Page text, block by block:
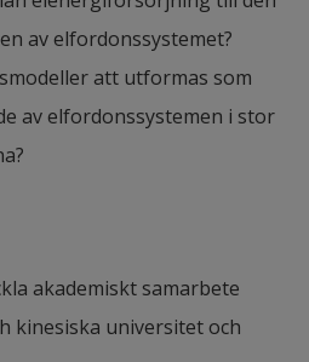
of strategic development,
the development of
plan (2018-
in China is facing a trend of
Charging Technology
av elfordonssystemet?
att utformas som
av elfordonssystemen i stor
akademiskt samarbete
kinesiska universitet och